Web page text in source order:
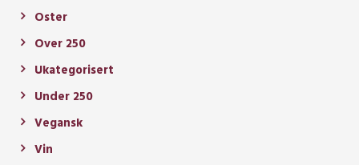
Oster
Over 250
Ukategorisert
Under 250
Vegansk
Vin